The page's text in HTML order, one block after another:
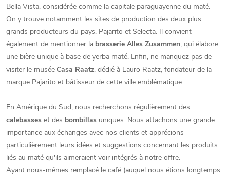
Bella Vista, considérée comme la capitale paraguayenne du maté.
On y trouve notamment les sites de production des deux plus
grands producteurs du pays, Pajarito et Selecta. Il convient
également de mentionner la brasserie Alles Zusammen, qui élabore
une bière unique à base de yerba maté. Enfin, ne manquez pas de
visiter le musée Casa Raatz, dédié à Lauro Raatz, fondateur de la
marque Pajarito et bâtisseur de cette ville emblématique.
En Amérique du Sud, nous recherchons régulièrement des
calebasses et des bombillas uniques. Nous attachons une grande
importance aux échanges avec nos clients et apprécions
particulièrement leurs idées et suggestions concernant les produits
liés au maté qu'ils aimeraient voir intégrés à notre offre.
Ayant nous-mêmes remplacé le café (auquel nous étions longtemps